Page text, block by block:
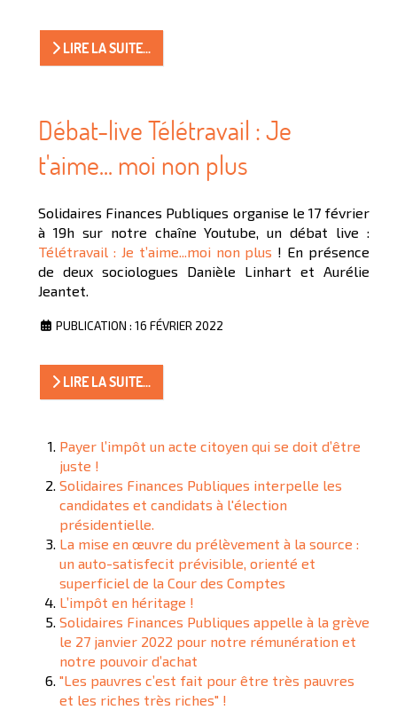
LIRE LA SUITE...
Débat-live Télétravail : Je
t'aime... moi non plus
Solidaires Finances Publiques organise le 17 février
à 19h sur notre chaîne Youtube, un débat live :
Télétravail : Je t’aime...moi non plus ! En présence
de deux sociologues Danièle Linhart et Aurélie
Jeantet.
PUBLICATION : 16 FÉVRIER 2022
LIRE LA SUITE...
Payer l’impôt un acte citoyen qui se doit d’être
juste !
Solidaires Finances Publiques interpelle les
candidates et candidats à l'élection
présidentielle.
La mise en œuvre du prélèvement à la source :
un auto-satisfecit prévisible, orienté et
superficiel de la Cour des Comptes
L’impôt en héritage !
Solidaires Finances Publiques appelle à la grève
le 27 janvier 2022 pour notre rémunération et
notre pouvoir d’achat
"Les pauvres c’est fait pour être très pauvres
et les riches très riches" !